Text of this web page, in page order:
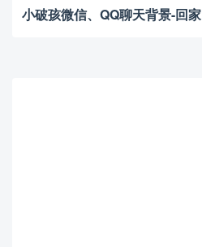
小破孩微信、QQ聊天背景-回家